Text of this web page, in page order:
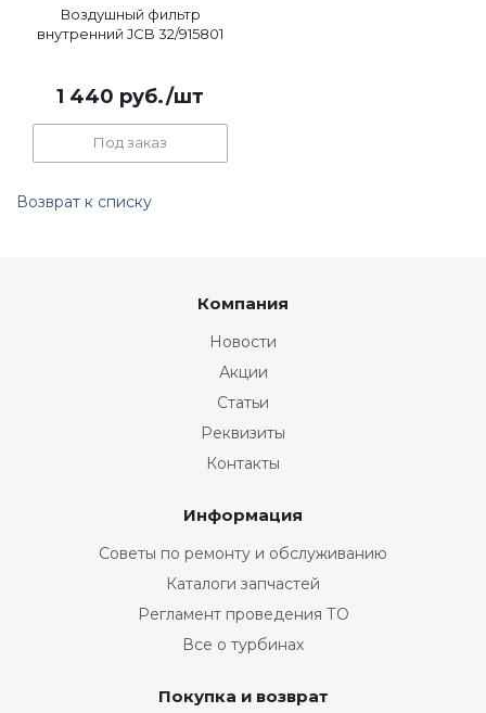
Воздушный фильтр
внутренний JCB 32/915801
1 440 руб./шт
Под заказ
Возврат к списку
Компания
Новости
Акции
Статьи
Реквизиты
Контакты
Информация
Советы по ремонту и обслуживанию
Каталоги запчастей
Регламент проведения ТО
Все о турбинах
Покупка и возврат